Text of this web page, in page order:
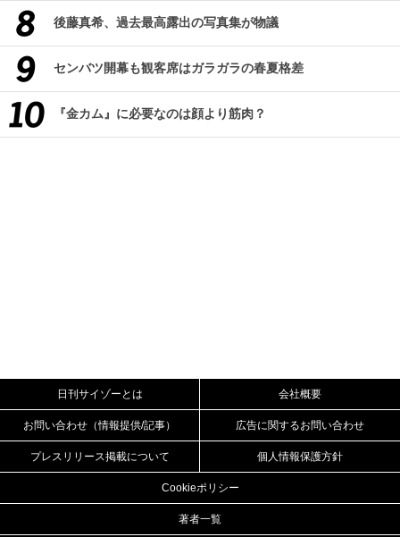
後藤真希、過去最高露出の写真集が物議
センバツ開幕も観客席はガラガラの春夏格差
『金カム』に必要なのは顔より筋肉？
日刊サイゾーとは 会社概要
お問い合わせ（情報提供/記事） 広告に関するお問い合わせ
プレスリリース掲載について 個人情報保護方針
Cookieポリシー
著者一覧